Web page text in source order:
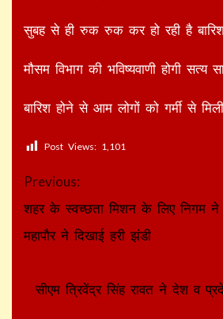
सुबह से ही रुक रुक कर हो रही है
मौसम विभाग की भविष्यवाणी होगी सत्य
बारिश होने से आम लोगों को गर्मी से
Post Views: 1,101
Continue
Reading
Previous:
शहर के स्वच्छता मिशन के लिए निगम ने
महापौर ने दिखाई हरी झंडी
सीएम त्रिवेंद्र सिंह रावत ने देश व